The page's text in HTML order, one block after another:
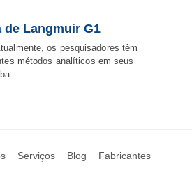
de Langmuir G1
os pesquisadores têm
métodos analíticos em seus
Serviços Blog Fabricantes